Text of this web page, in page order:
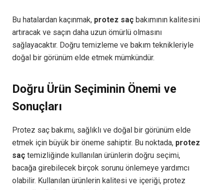
Bu hatalardan kaçınmak, protez saç bakımının kalitesini
artıracak ve saçın daha uzun ömürlü olmasını
sağlayacaktır. Doğru temizleme ve bakım teknikleriyle
doğal bir görünüm elde etmek mümkündür.
Doğru Ürün Seçiminin Önemi ve
Sonuçları
Protez saç bakımı, sağlıklı ve doğal bir görünüm elde
etmek için büyük bir öneme sahiptir. Bu noktada, protez
saç temizliğinde kullanılan ürünlerin doğru seçimi,
bacağa girebilecek birçok sorunu önlemeye yardımcı
olabilir. Kullanılan ürünlerin kalitesi ve içeriği, protez